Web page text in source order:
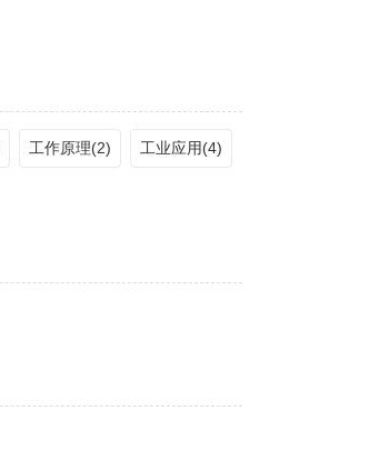
工作原理(2) 工业应用(4)